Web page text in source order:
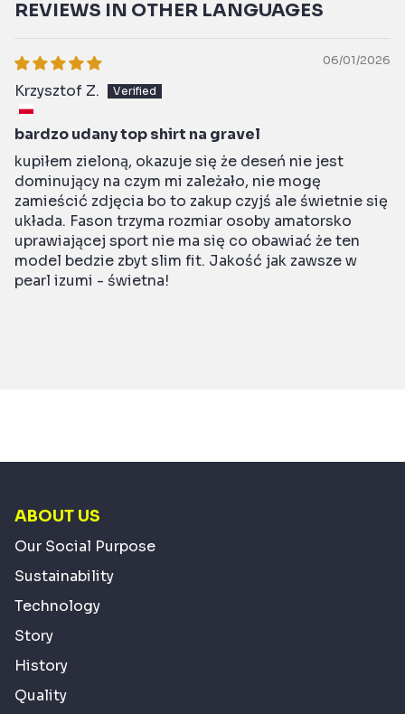
REVIEWS IN OTHER LANGUAGES
06/01/2026
Krzysztof Z.
bardzo udany top shirt na gravel
kupiłem zieloną, okazuje się że deseń nie jest
dominujący na czym mi zależało, nie mogę
zamieścić zdjęcia bo to zakup czyjś ale świetnie się
układa. Fason trzyma rozmiar osoby amatorsko
uprawiającej sport nie ma się co obawiać że ten
model bedzie zbyt slim fit. Jakość jak zawsze w
pearl izumi - świetna!
ABOUT US
Our Social Purpose
Sustainability
Technology
Story
History
Quality